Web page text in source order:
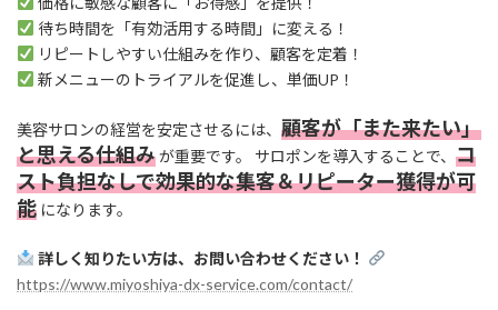
待ち時間を「有効活用する時間」に変える！
リピートしやすい仕組みを作り、顧客を定着！
新メニューのトライアルを促進し、単価UP！
美容サロンの経営を安定させるには、 顧客が「また来たい」
と思える仕組みが重要です。 サロポンを導入することで、 コ
スト負担なしで効果的な集客＆リピーター獲得が可
能 になります。
詳しく知りたい方は、お問い合わせください！
https://www.miyoshiya-dx-service.com/contact/